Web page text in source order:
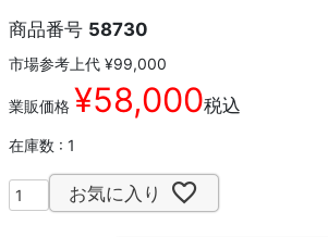
商品番号 58730
市場参考上代 ¥99,000
業販価格 ¥58,000税込
在庫数 1
お気に入り